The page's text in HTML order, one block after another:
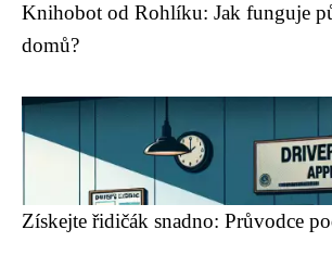
Knihobot od Rohlíku: Jak funguje
domů?
Získejte řidičák snadno: Průvodce